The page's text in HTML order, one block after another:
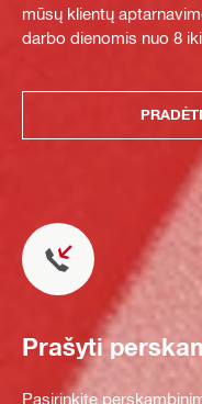
mūsų klientų
darbo dienomis nuo 8 iki
Prašyti
Pasirinkite